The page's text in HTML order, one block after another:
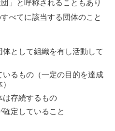
」と呼称されることもあり
べてに該当する団体のこと
として組織を有し活動して
るもの（一定の目的を達成
は存続するもの
定していること